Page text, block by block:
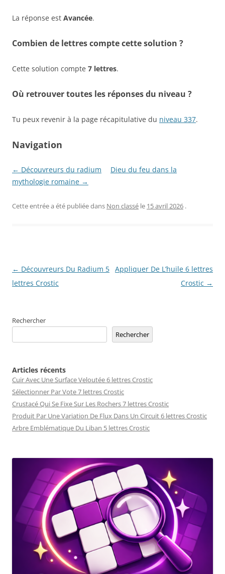
La réponse est Avancée.
Combien de lettres compte cette solution ?
Cette solution compte 7 lettres.
Où retrouver toutes les réponses du niveau ?
Tu peux revenir à la page récapitulative du niveau 337.
Navigation
← Découvreurs du radium
Dieu du feu dans la
mythologie romaine →
Cette entrée a été publiée dans Non classé le 15 avril 2026 .
Navigation
des
← Découvreurs Du Radium 5
lettres Crostic
Appliquer De L’huile 6 lettres
Crostic →
Rechercher
Rechercher
Articles récents
Cuir Avec Une Surface Veloutée 6 lettres Crostic
Sélectionner Par Vote 7 lettres Crostic
Crustacé Qui Se Fixe Sur Les Rochers 7 lettres Crostic
Produit Par Une Variation De Flux Dans Un Circuit 6 lettres Crostic
Arbre Emblématique Du Liban 5 lettres Crostic